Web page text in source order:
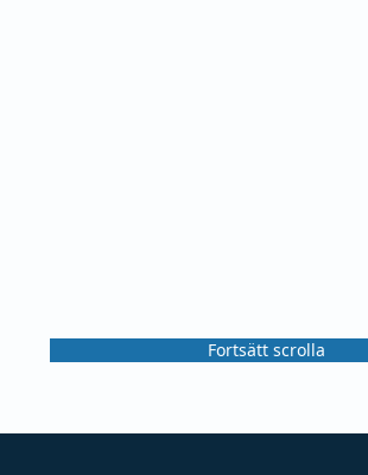
Fortsätt scrolla